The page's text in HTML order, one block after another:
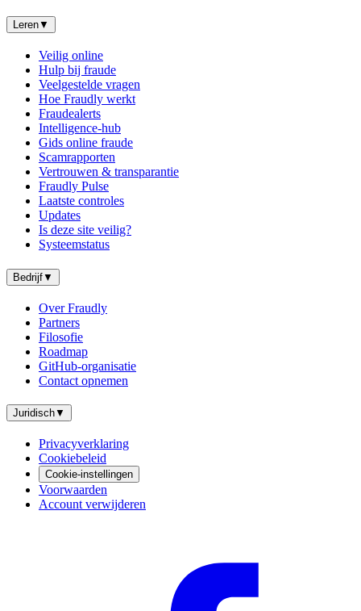
Leren▼
Veilig online
Hulp bij fraude
Veelgestelde vragen
Hoe Fraudly werkt
Fraudealerts
Intelligence-hub
Gids online fraude
Scamrapporten
Vertrouwen & transparantie
Fraudly Pulse
Laatste controles
Updates
Is deze site veilig?
Systeemstatus
Bedrijf▼
Over Fraudly
Partners
Filosofie
Roadmap
GitHub-organisatie
Contact opnemen
Juridisch▼
Privacyverklaring
Cookiebeleid
Cookie-instellingen
Voorwaarden
Account verwijderen